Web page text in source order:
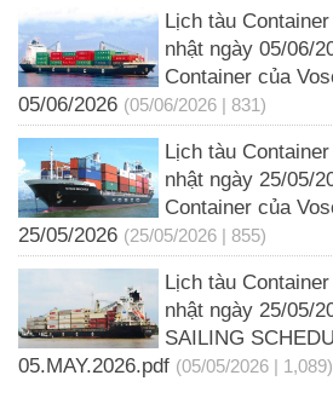
Lịch tàu
nhật ngày 05/06/
Container của
05/06/2026 (05/06/2026 | 831)
Lịch tàu
nhật ngày 25/05/
Container của
25/05/2026 (25/05/2026 | 855)
Lịch tàu
nhật ngày 25/05/
SAILING
05.MAY.2026.pdf (05/05/2026 | 1,089)